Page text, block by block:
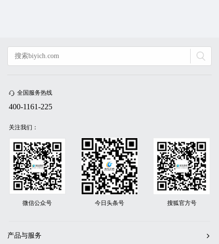
全国服务热线
400-1161-225
关注我们：
微信公众号 今日头条号 搜狐官方号
产品与服务